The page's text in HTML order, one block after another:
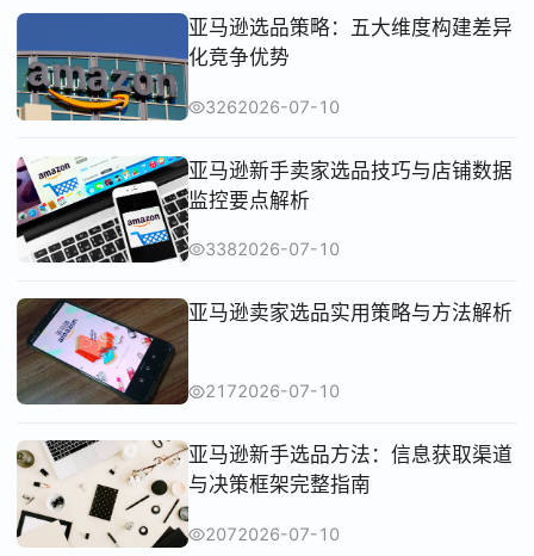
亚马逊选品策略：五大维度构建差异
化竞争优势
3262026-07-10
亚马逊新手卖家选品技巧与店铺数据
监控要点解析
3382026-07-10
亚马逊卖家选品实用策略与方法解析
2172026-07-10
亚马逊新手选品方法：信息获取渠道
与决策框架完整指南
2072026-07-10